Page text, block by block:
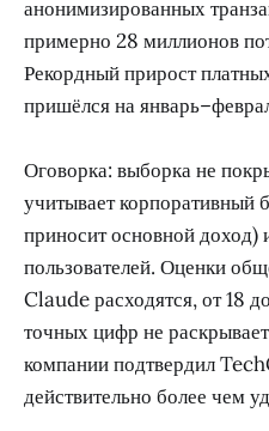
анонимизированных
примерно 28 миллионов
Рекордный прирост
пришёлся на
Оговорка: выборка не
учитывает
приносит основной доход)
пользователей. Оценки
Claude расходятся, от 18
точных цифр не
компании подтвердил
действительно более чем